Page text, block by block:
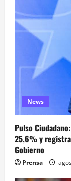
News
Pulso
25,6% y
Gobierno
Prensa